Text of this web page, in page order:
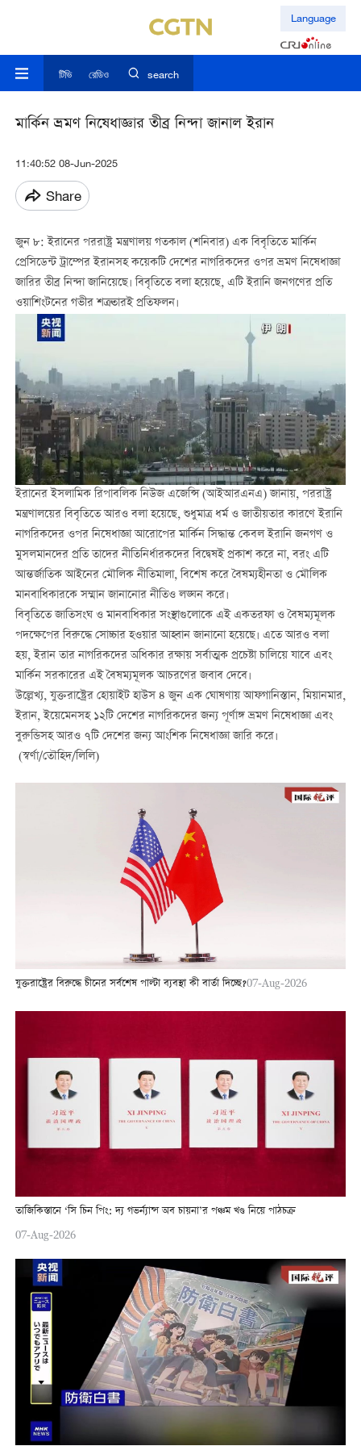
Language
টিভি রেডিও search
মার্কিন ভ্রমণ নিষেধাজ্ঞার তীব্র নিন্দা জানাল ইরান
11:40:52 08-Jun-2025
Share
জুন ৮:ইরানের পররাষ্ট্র মন্ত্রণালয় গতকাল (শনিবার) এক বিবৃতিতে মার্কিন
প্রেসিডেন্ট ট্রাম্পের ইরানসহ কয়েকটি দেশের নাগরিকদের ওপর ভ্রমণ নিষেধাজ্ঞা
জারির তীব্র নিন্দা জানিয়েছে। বিবৃতিতে বলা হয়েছে, এটি ইরানি জনগণের প্রতি
ওয়াশিংটনের গভীর শত্রুতারই প্রতিফলন।
ইরানের ইসলামিক রিপাবলিক নিউজ এজেন্সি (আইআরএনএ) জানায়, পররাষ্ট্র
মন্ত্রণালয়ের বিবৃতিতে আরও বলা হয়েছে, শুধুমাত্র ধর্ম ও জাতীয়তার কারণে ইরানি
নাগরিকদের ওপর নিষেধাজ্ঞা আরোপের মার্কিন সিদ্ধান্ত কেবল ইরানি জনগণ ও
মুসলমানদের প্রতি তাদের নীতিনির্ধারকদের বিদ্বেষই প্রকাশ করে না, বরং এটি
আন্তর্জাতিক আইনের মৌলিক নীতিমালা, বিশেষ করে বৈষম্যহীনতা ও মৌলিক
মানবাধিকারকে সম্মান জানানোর নীতিও লঙ্ঘন করে।
বিবৃতিতে জাতিসংঘ ও মানবাধিকার সংস্থাগুলোকে এই একতরফা ও বৈষম্যমূলক
পদক্ষেপের বিরুদ্ধে সোচ্চার হওয়ার আহ্বান জানানো হয়েছে। এতে আরও বলা
হয়, ইরান তার নাগরিকদের অধিকার রক্ষায় সর্বাত্মক প্রচেষ্টা চালিয়ে যাবে এবং
মার্কিন সরকারের এই বৈষম্যমূলক আচরণের জবাব দেবে।
উল্লেখ্য, যুক্তরাষ্ট্রের হোয়াইট হাউস ৪ জুন এক ঘোষণায় আফগানিস্তান, মিয়ানমার,
ইরান, ইয়েমেনসহ ১২টি দেশের নাগরিকদের জন্য পূর্ণাঙ্গ ভ্রমণ নিষেধাজ্ঞা এবং
বুরুন্ডিসহ আরও ৭টি দেশের জন্য আংশিক নিষেধাজ্ঞা জারি করে।
(স্বর্ণা/তৌহিদ/লিলি)
যুক্তরাষ্ট্রের বিরুদ্ধে চীনের সর্বশেষ পাল্টা ব্যবস্থা কী বার্তা দিচ্ছে?07-Aug-2026
তাজিকিস্তানে ‘সি চিন পিং: দ্য গভর্ন্যান্স অব চায়না’র পঞ্চম খণ্ড নিয়ে পাঠচক্র
07-Aug-2026